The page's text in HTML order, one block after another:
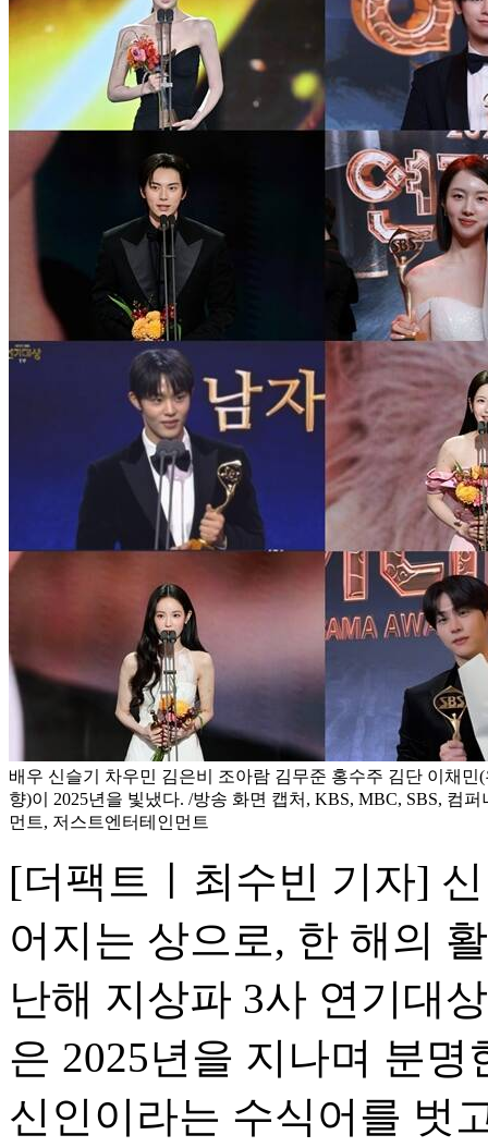
배우 신슬기 차우민 김은비 조아람 김무준 홍수주 김단 이채민
향)이 2025년을 빛냈다. /방송 화면 캡처, KBS, MBC, SBS, 컴
먼트, 저스트엔터테인먼트
[더팩트ㅣ최수빈 기자]
어지는 상으로, 한 해의
난해 지상파 3사 연기대
은 2025년을 지나며 분
신인이라는 수식어를 벗